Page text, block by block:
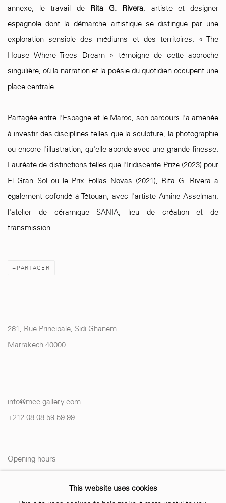
annexe, le travail de Rita G. Rivera, artiste et designer
espagnole dont la démarche artistique se distingue par une
exploration sensible des médiums et des territoires. « The
House Where Trees Dream » témoigne de cette approche
singulière, où la narration et la poésie du quotidien occupent une
place centrale.
Partagée entre l'Espagne et le Maroc, son parcours l'a amenée
à investir des disciplines telles que la sculpture, la photographie
ou encore l'illustration, qu'elle aborde avec une grande finesse.
Lauréate de distinctions telles que l'Iridiscente Prize (2023) pour
El Gran Sol ou le Prix Follas Novas (2021), Rita G. Rivera a
également cofondé à Tétouan, avec l'artiste Amine Asselman,
l'atelier de céramique SANIA, lieu de création et de
transmission.
PARTAGER
281, Rue Principale, Sidi Ghanem
Marrakech 40000
info@mcc-gallery.com
+212 08 08 59 59 99
Opening hours
This website uses cookies